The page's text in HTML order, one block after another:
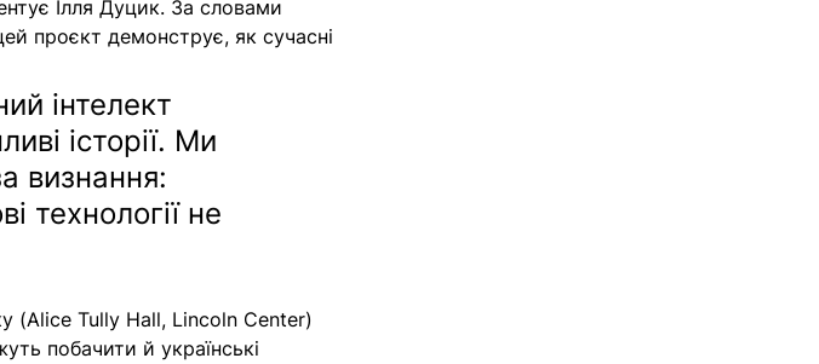
Ілля Дуцик. За словами
проєкт демонструє, як сучасні
інтелект
історії. Ми
визнання:
технології не
(Alice Tully Hall, Lincoln Center)
побачити й українські